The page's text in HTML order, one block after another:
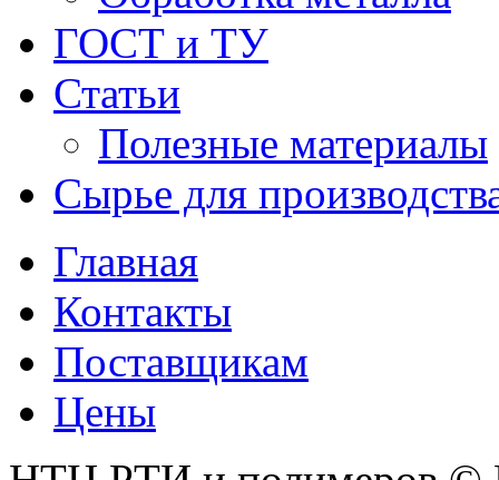
ГОСТ и ТУ
Статьи
Полезные материалы
Сырье для
Главная
Контакты
Поставщикам
Цены